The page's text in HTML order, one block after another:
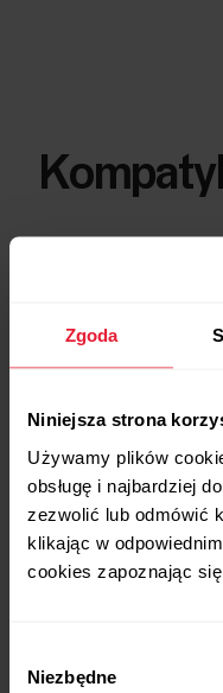
Zgoda
Niniejsza strona
Używamy plików
obsługę i najbardziej
zezwolić lub odmówić
klikając w
cookies zapoznając
zgody
Niezbędne